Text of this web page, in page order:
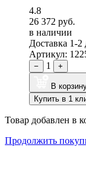
4.8
26 372 руб.
в наличии
Доставка 1-2
Артикул:
− 1 +
В
Купить в 1
Товар добавлен в
Продолжить